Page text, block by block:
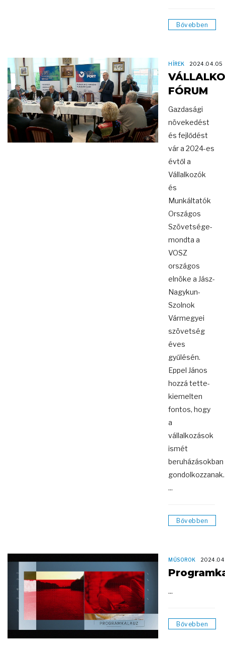
Bővebben
HÍREK 2024.04.05
FÓRUM
Gazdasági
növekedést
és fejlődést
vár a 2024-es
évtől a
Vállalkozók
és
Munkáltatók
Országos
Szövetsége-
mondta a
VOSZ
országos
elnöke a Jász-
Nagykun-
Szolnok
Vármegyei
szövetség
éves
gyűlésén.
Eppel János
hozzá tette-
kiemelten
fontos, hogy
a
vállalkozások
ismét
beruházásokban
gondolkozzanak.
...
Bővebben
MŰSOROK
...
Bővebben